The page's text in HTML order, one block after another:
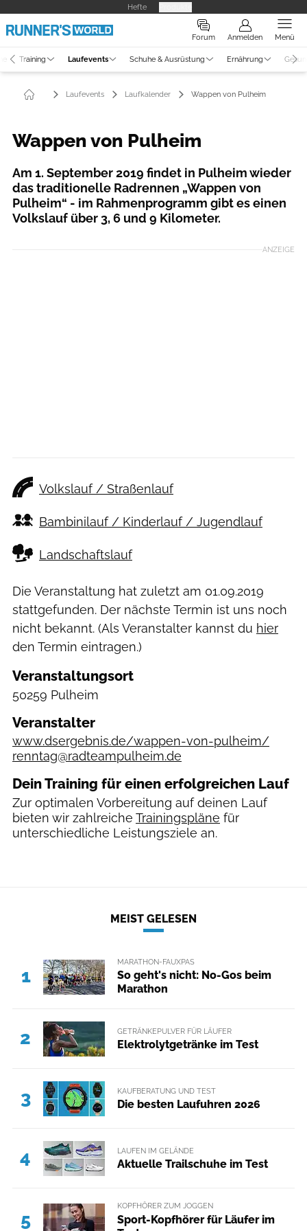
Hefte
Forum Anmelden Menü
Training Laufevents Schuhe & Ausrüstung Ernährung
Laufevents Laufkalender Wappen von Pulheim
Wappen von Pulheim
Am 1. September 2019 findet in Pulheim wieder
das traditionelle Radrennen „Wappen von
Pulheim“ - im Rahmenprogramm gibt es einen
Volkslauf über 3, 6 und 9 Kilometer.
ANZEIGE
Volkslauf / Straßenlauf
Bambinilauf / Kinderlauf / Jugendlauf
Landschaftslauf
Die Veranstaltung hat zuletzt am 01.09.2019
stattgefunden. Der nächste Termin ist uns noch
nicht bekannt. (Als Veranstalter kannst du hier
den Termin eintragen.)
Veranstaltungsort
50259 Pulheim
Veranstalter
www.dsergebnis.de/wappen-von-pulheim/
renntag@radteampulheim.de
Dein Training für einen erfolgreichen Lauf
Zur optimalen Vorbereitung auf deinen Lauf
bieten wir zahlreiche Trainingspläne für
unterschiedliche Leistungsziele an.
MEIST GELESEN
1
MARATHON-FAUXPAS
So geht's nicht: No-Gos beim
Marathon
2 GETRÄNKEPULVER FÜR LÄUFER
Elektrolytgetränke im Test
3 KAUFBERATUNG UND TEST
Die besten Laufuhren 2026
4 LAUFEN IM GELÄNDE
Aktuelle Trailschuhe im Test
5
KOPFHÖRER ZUM JOGGEN
Sport-Kopfhörer für Läufer im